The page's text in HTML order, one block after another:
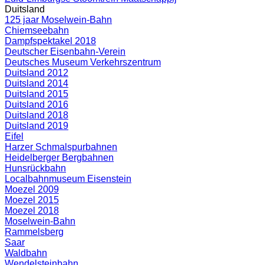
Duitsland
125 jaar Moselwein-Bahn
Chiemseebahn
Dampfspektakel 2018
Deutscher Eisenbahn-Verein
Deutsches Museum Verkehrszentrum
Duitsland 2012
Duitsland 2014
Duitsland 2015
Duitsland 2016
Duitsland 2018
Duitsland 2019
Eifel
Harzer Schmalspurbahnen
Heidelberger Bergbahnen
Hunsrückbahn
Localbahnmuseum Eisenstein
Moezel 2009
Moezel 2015
Moezel 2018
Moselwein-Bahn
Rammelsberg
Saar
Waldbahn